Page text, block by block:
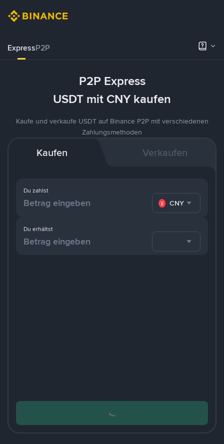
ExpressP2P
P2P Express
USDT mit CNY kaufen
Kaufe und verkaufe USDT auf Binance P2P mit verschiedenen
Zahlungsmethoden
Kaufen Verkaufen
Du zahlst
CNY
Du erhältst